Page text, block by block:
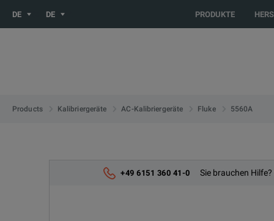
You are browsing the DE site. Would you like to be
DE DE PRODUKTE
Products Kalibriergeräte AC-Kalibriergeräte Fluke 5560A
+49 6151 360 41-0 Sie brauchen